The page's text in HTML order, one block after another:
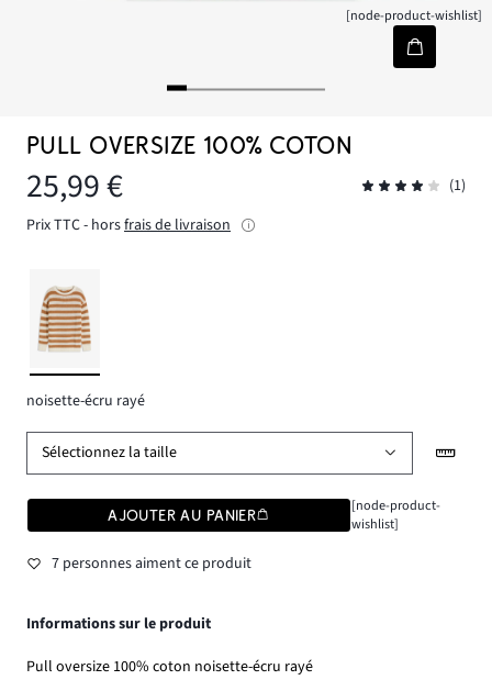
[node-product-wishlist]
PULL OVERSIZE 100% COTON
25,99 €
(1)
Prix TTC - horsfrais de livraison
noisette-écru rayé
Sélectionnez la taille
AJOUTER AU PANIER
[node-product-
wishlist]
7 personnes aiment ce produit
Informations sur le produit
Pull oversize 100% coton noisette-écru rayé